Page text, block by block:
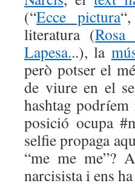
(“Ecce pictura“,
literatura (Rosa
Lapesa...), la
però potser el
de viure en el
hashtag
posició ocupa
selfie propaga
“me me me”?
narcisista i ens